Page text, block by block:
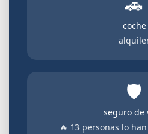
coche
🛡️
seguro de
🔥 13 personas lo